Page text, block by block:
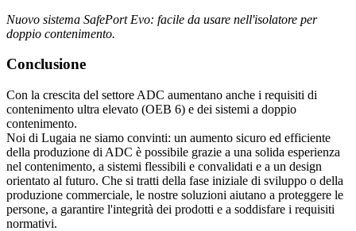
Nuovo sistema SafePort Evo: facile da usare nell'isolatore per
doppio contenimento.
Conclusione
Con la crescita del settore ADC aumentano anche i requisiti di
contenimento ultra elevato (OEB 6) e dei sistemi a doppio
contenimento.
Noi di Lugaia ne siamo convinti: un aumento sicuro ed efficiente
della produzione di ADC è possibile grazie a una solida esperienza
nel contenimento, a sistemi flessibili e convalidati e a un design
orientato al futuro. Che si tratti della fase iniziale di sviluppo o della
produzione commerciale, le nostre soluzioni aiutano a proteggere le
persone, a garantire l'integrità dei prodotti e a soddisfare i requisiti
normativi.